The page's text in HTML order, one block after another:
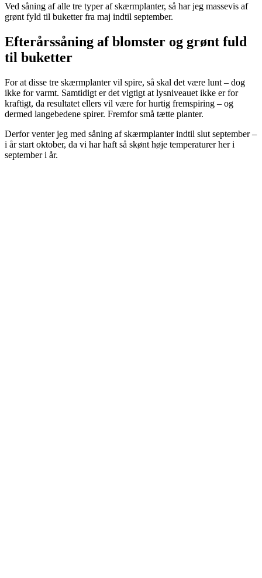
Ved såning af alle tre typer af skærmplanter, så har jeg massevis af
grønt fyld til buketter fra maj indtil september.
Efterårssåning af blomster og grønt fuld
til buketter
For at disse tre skærmplanter vil spire, så skal det være lunt – dog
ikke for varmt. Samtidigt er det vigtigt at lysniveauet ikke er for
kraftigt, da resultatet ellers vil være for hurtig fremspiring – og
dermed langebedene spirer. Fremfor små tætte planter.
Derfor venter jeg med såning af skærmplanter indtil slut september –
i år start oktober, da vi har haft så skønt høje temperaturer her i
september i år.